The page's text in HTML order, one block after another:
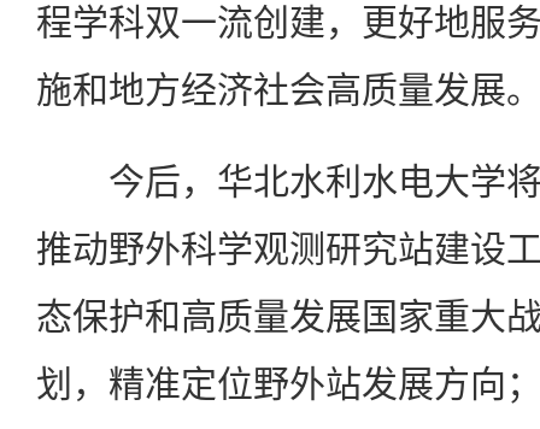
程学科双一流创建，更好地服
施和地方经济社会高质量发展
今后，华北水利水电大学将
推动野外科学观测研究站建设
态保护和高质量发展国家重大
划，精准定位野外站发展方向